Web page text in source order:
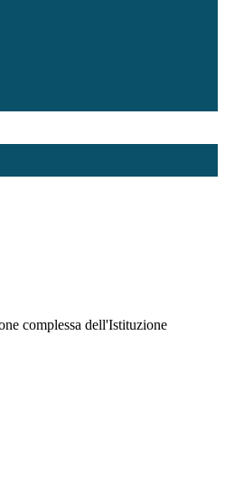
complessa dell'Istituzione